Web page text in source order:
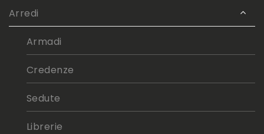
Arredi
Armadi
Credenze
Sedute
Librerie